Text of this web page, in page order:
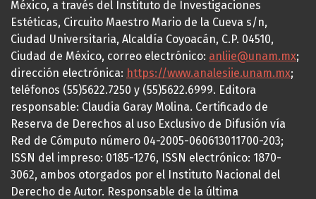
México, a través del Instituto de Investigaciones
Estéticas, Circuito Maestro Mario de la Cueva s/n,
Ciudad Universitaria, Alcaldía Coyoacán, C.P. 04510,
Ciudad de México, correo electrónico: anliie@unam.mx;
dirección electrónica: https://www.analesiie.unam.mx;
teléfonos (55)5622.7250 y (55)5622.6999. Editora
responsable: Claudia Garay Molina. Certificado de
Reserva de Derechos al uso Exclusivo de Difusión vía
Red de Cómputo número 04-2005-060613011700-203;
ISSN del impreso: 0185-1276, ISSN electrónico: 1870-
3062, ambos otorgados por el Instituto Nacional del
Derecho de Autor. Responsable de la última